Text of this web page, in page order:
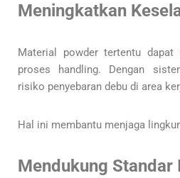
Meningkatkan
Material powder tertentu dapat
proses handling. Dengan
risiko penyebaran debu di area
Hal ini membantu menjaga
Mendukung Standar